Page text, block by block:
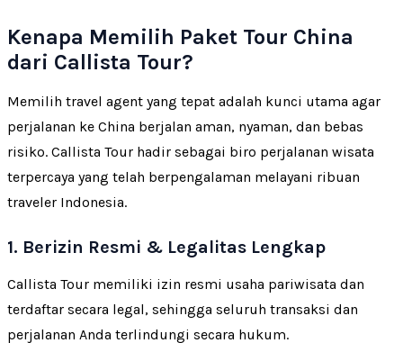
Kenapa Memilih Paket Tour China
dari Callista Tour?
Memilih travel agent yang tepat adalah kunci utama agar
perjalanan ke China berjalan aman, nyaman, dan bebas
risiko. Callista Tour hadir sebagai biro perjalanan wisata
terpercaya yang telah berpengalaman melayani ribuan
traveler Indonesia.
1. Berizin Resmi & Legalitas Lengkap
Callista Tour memiliki izin resmi usaha pariwisata dan
terdaftar secara legal, sehingga seluruh transaksi dan
perjalanan Anda terlindungi secara hukum.